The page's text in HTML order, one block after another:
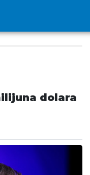
dolara